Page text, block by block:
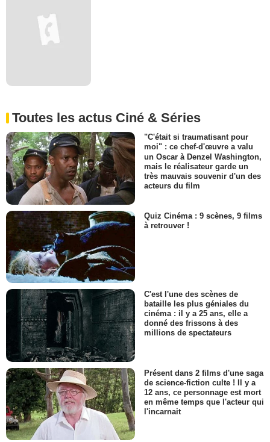
Toutes les actus Ciné & Séries
"C'était si traumatisant pour
moi" : ce chef-d'œuvre a valu
un Oscar à Denzel Washington,
mais le réalisateur garde un
très mauvais souvenir d'un des
acteurs du film
Quiz Cinéma : 9 scènes, 9 films
à retrouver !
C'est l'une des scènes de
bataille les plus géniales du
cinéma : il y a 25 ans, elle a
donné des frissons à des
millions de spectateurs
Présent dans 2 films d'une saga
de science-fiction culte ! Il y a
12 ans, ce personnage est mort
en même temps que l'acteur qui
l'incarnait